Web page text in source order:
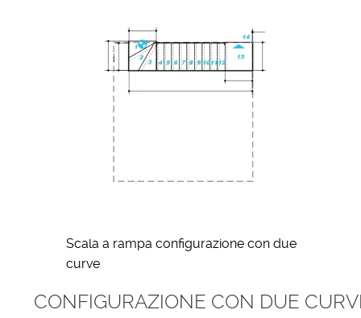
Scala a rampa configurazione con due
curve
CONFIGURAZIONE CON DUE